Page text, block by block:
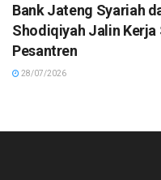
Bank Jateng Syariah
Shodiqiyah Jalin
Pesantren
28/07/2026